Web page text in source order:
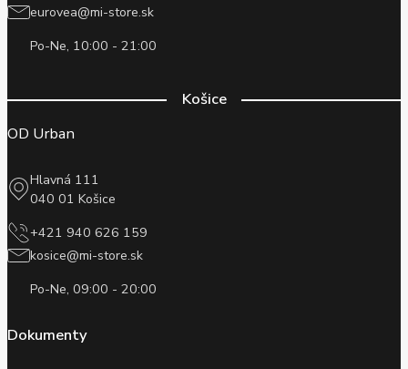
eurovea@mi-store.sk
Po-Ne, 10:00 - 21:00
Košice
OD Urban
Hlavná 111
040 01 Košice
+421 940 626 159
kosice@mi-store.sk
Po-Ne, 09:00 - 20:00
Dokumenty